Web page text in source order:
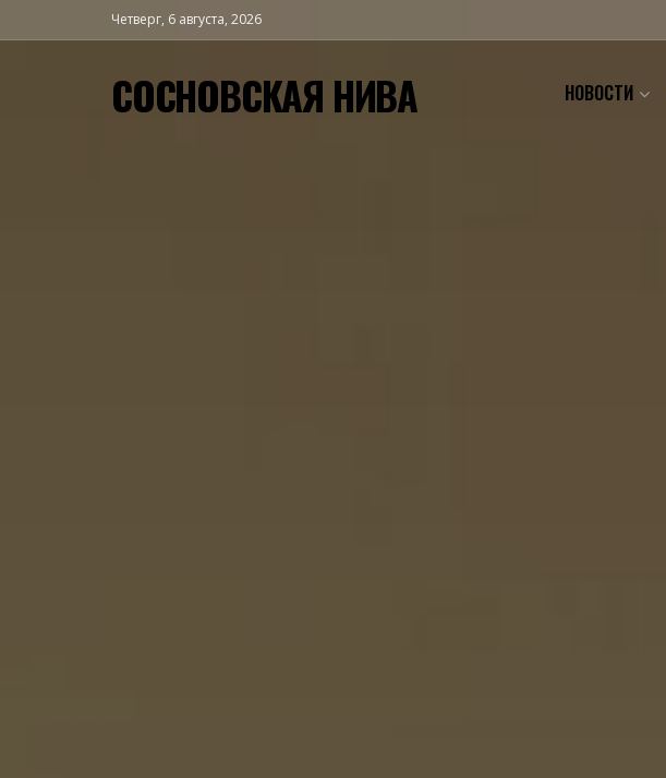
Четверг, 6 августа, 2026
СОСНОВСКАЯ НИВА НОВОСТИ